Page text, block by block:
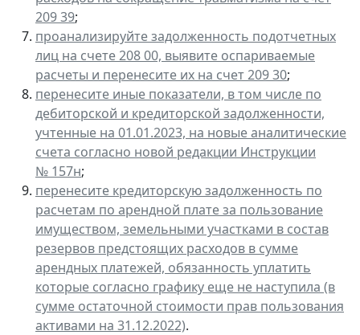
209 39;
проанализируйте задолженность подотчетных
лиц на счете 208 00, выявите оспариваемые
расчеты и перенесите их на счет 209 30;
перенесите иные показатели, в том числе по
дебиторской и кредиторской задолженности,
учтенные на 01.01.2023, на новые аналитические
счета согласно новой редакции Инструкции
№ 157н;
перенесите кредиторскую задолженность по
расчетам по арендной плате за пользование
имуществом, земельными участками в состав
резервов предстоящих расходов в сумме
арендных платежей, обязанность уплатить
которые согласно графику еще не наступила (в
сумме остаточной стоимости прав пользования
активами на 31.12.2022).